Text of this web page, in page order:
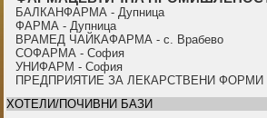
БАЛКАНФАРМА - Дупница
ФАРМА - Дупница
ВРАМЕД ЧАЙКАФАРМА - с. Врабево
СОФАРМА - София
УНИФАРМ - София
ПРЕДПРИЯТИЕ ЗА ЛЕКАРСТВЕНИ ФОРМИ -
ХОТЕЛИ/ПОЧИВНИ БАЗИ